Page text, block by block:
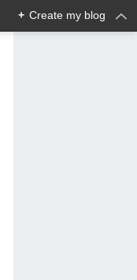
+ Create my blog